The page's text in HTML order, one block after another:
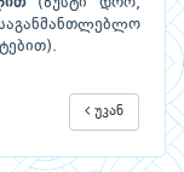
(ზუსტი დრო,
საგანმანთლებლო
უკან